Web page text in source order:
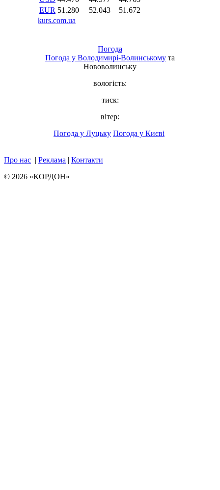
Погода
Погода у Володимирі-Волинському та
Нововолинську
вологість:
тиск:
вітер:
Погода у Луцьку Погода у Києві
Про нас | Реклама | Контакти
© 2026 «КОРДОН»